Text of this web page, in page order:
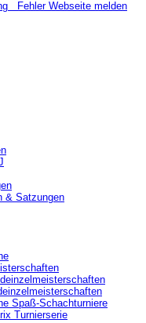
Fehler Webseite melden
& Satzungen
Spaß-Schachturniere
Turnierserie